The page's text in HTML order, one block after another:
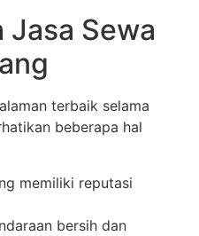
Sewa
terbaik selama
beberapa hal
memiliki reputasi
bersih dan